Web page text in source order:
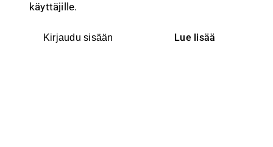
käyttäjille.
Kirjaudu sisään Lue lisää